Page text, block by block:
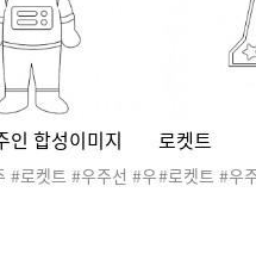
인만들기
젝트 #우주
심인공위성
인 합성이미지
#로켓트 #우주선 #우
로켓트
#로켓트 #우